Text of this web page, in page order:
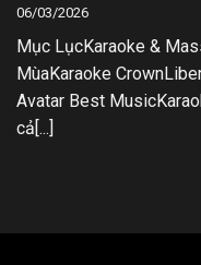
06/03/2026
Mục LụcKaraoke &
MùaKaraoke
Avatar Best
cả[...]